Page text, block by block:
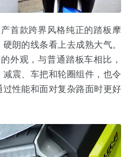
款跨界风格纯正的踏板摩
朗的线条看上去成熟大气。
外观，与普通踏板车相比，
震、车把和轮圈组件，也令
性能和面对复杂路面时更好